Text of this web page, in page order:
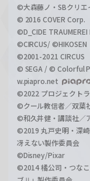
©大森藤ノ・SBクリ
© 2016 COVER Corp.
©D_CIDE TRAUMEREI
©CIRCUS/ ©HIKOSEN
©2001-2021 CIRCUS
© SEGA / © Colorful
w.piapro.net
©2022 プロジェクト
©クール教信者／双葉
©和久井健・講談社／
©2019 丸戸史明・深
冴えない製作委員会
©Disney/Pixar
©2014 橘公司・つな